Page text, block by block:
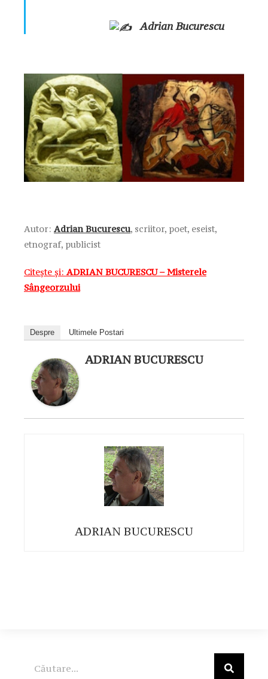
Adrian Bucurescu
Autor: Adrian Bucurescu, scriitor, poet, eseist,
etnograf, publicist
Citește și: ADRIAN BUCURESCU – Misterele
Sângeorzului
Despre Ultimele Postari
ADRIAN BUCURESCU
ADRIAN BUCURESCU